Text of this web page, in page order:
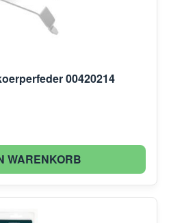
00420214
WARENKORB